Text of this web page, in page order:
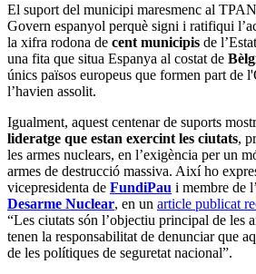
El suport del municipi maresmenc al
Govern espanyol perquè signi i ratifiqui
la xifra rodona de cent municipis de
una fita que situa Espanya al costat de
únics països europeus que formen part de
l’havien assolit.
Igualment, aquest centenar de suports
lideratge que estan exercint les ciutats,
les armes nuclears, en l’exigència per un
armes de destrucció massiva. Així ho
vicepresidenta de FundiPau i membre de l’
Desarme Nuclear, en un article publicat
“Les ciutats són l’objectiu principal de les
tenen la responsabilitat de denunciar que
de les polítiques de seguretat nacional”.